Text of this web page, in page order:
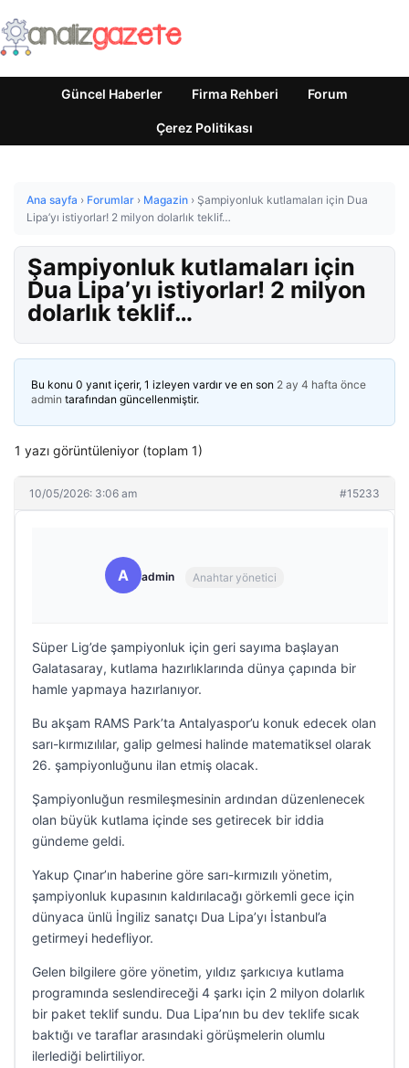
Güncel Haberler Firma Rehberi Forum
Çerez Politikası
Ana sayfa › Forumlar › Magazin › Şampiyonluk kutlamaları için Dua
Lipa’yı istiyorlar! 2 milyon dolarlık teklif…
Şampiyonluk kutlamaları için
Dua Lipa’yı istiyorlar! 2 milyon
dolarlık teklif…
Bu konu 0 yanıt içerir, 1 izleyen vardır ve en son 2 ay 4 hafta önce
admin tarafından güncellenmiştir.
1 yazı görüntüleniyor (toplam 1)
10/05/2026: 3:06 am #15233
A admin Anahtar yönetici
Süper Lig’de şampiyonluk için geri sayıma başlayan
Galatasaray, kutlama hazırlıklarında dünya çapında bir
hamle yapmaya hazırlanıyor.
Bu akşam RAMS Park’ta Antalyaspor’u konuk edecek olan
sarı-kırmızılılar, galip gelmesi halinde matematiksel olarak
26. şampiyonluğunu ilan etmiş olacak.
Şampiyonluğun resmileşmesinin ardından düzenlenecek
olan büyük kutlama içinde ses getirecek bir iddia
gündeme geldi.
Yakup Çınar’ın haberine göre sarı-kırmızılı yönetim,
şampiyonluk kupasının kaldırılacağı görkemli gece için
dünyaca ünlü İngiliz sanatçı Dua Lipa’yı İstanbul’a
getirmeyi hedefliyor.
Gelen bilgilere göre yönetim, yıldız şarkıcıya kutlama
programında seslendireceği 4 şarkı için 2 milyon dolarlık
bir paket teklif sundu. Dua Lipa’nın bu dev teklife sıcak
baktığı ve taraflar arasındaki görüşmelerin olumlu
ilerlediği belirtiliyor.